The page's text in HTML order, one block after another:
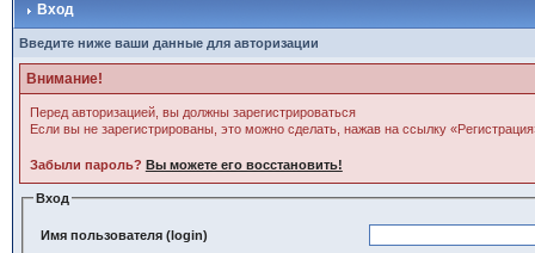
Вход
Введите ниже ваши данные для авторизации
Внимание!
Перед авторизацией, вы должны зарегистрироваться
Если вы не зарегистрированы, это можно сделать, нажав на ссылку
Забыли пароль? Вы можете его восстановить!
Вход
Имя пользователя (login)